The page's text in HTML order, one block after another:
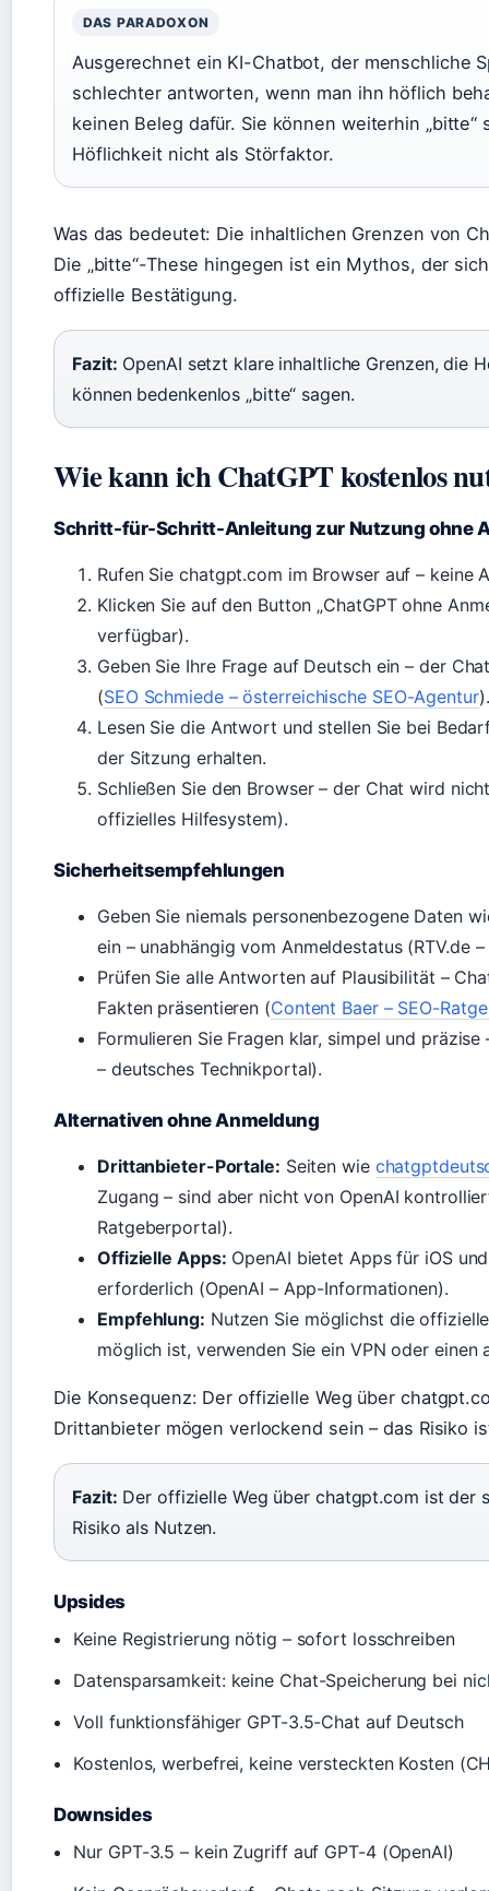
DAS PARADOXON
Ausgerechnet ein KI-Chatbot, der menschliche
schlechter antworten, wenn man ihn höflich
keinen Beleg dafür. Sie können weiterhin
Höflichkeit nicht als Störfaktor.
Was das bedeutet: Die inhaltlichen Grenzen von
Die „bitte“-These hingegen ist ein Mythos, der
offizielle Bestätigung.
Fazit: OpenAI setzt klare inhaltliche Grenzen, die
können bedenkenlos „bitte“ sagen.
Wie kann ich ChatGPT kostenlos
Schritt-für-Schritt-Anleitung zur Nutzung ohne
Rufen Sie chatgpt.com im Browser auf – keine
Klicken Sie auf den Button „ChatGPT ohne
verfügbar).
Geben Sie Ihre Frage auf Deutsch ein – der
(SEO Schmiede – österreichische SEO-Agentur).
Lesen Sie die Antwort und stellen Sie bei
der Sitzung erhalten.
Schließen Sie den Browser – der Chat wird
offizielles Hilfesystem).
Sicherheitsempfehlungen
Geben Sie niemals personenbezogene Daten
ein – unabhängig vom Anmeldestatus (RTV.de
Prüfen Sie alle Antworten auf Plausibilität –
Fakten präsentieren (Content Baer – SEO-
Formulieren Sie Fragen klar, simpel und
– deutsches Technikportal).
Alternativen ohne Anmeldung
Drittanbieter-Portale: Seiten wie
Zugang – sind aber nicht von OpenAI
Ratgeberportal).
Offizielle Apps: OpenAI bietet Apps für iOS
erforderlich (OpenAI – App-Informationen).
Empfehlung: Nutzen Sie möglichst die
möglich ist, verwenden Sie ein VPN oder einen
Die Konsequenz: Der offizielle Weg über
Drittanbieter mögen verlockend sein – das Risiko
Fazit: Der offizielle Weg über chatgpt.com ist der
Risiko als Nutzen.
Upsides
Keine Registrierung nötig – sofort losschreiben
Datensparsamkeit: keine Chat-Speicherung bei
Voll funktionsfähiger GPT-3.5-Chat auf Deutsch
Kostenlos, werbefrei, keine versteckten Kosten
Downsides
Nur GPT-3.5 – kein Zugriff auf GPT-4 (OpenAI)